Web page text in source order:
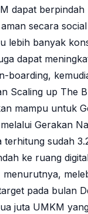
dapat
secara
lebih banyak
dapat
boarding,
Scaling up The
mampu untuk
Gerakan
terhitung sudah
ke ruang
pada bulan
juta UMKM